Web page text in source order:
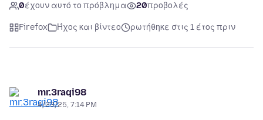
0έχουν αυτό το πρόβλημα 20προβολές
Firefox Ήχος και βίντεο ρωτήθηκε στις 1 έτος πριν
mr.3raqi98
4/23/25, 7:14 PM